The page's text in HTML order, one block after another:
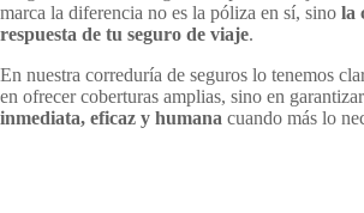
marca la diferencia no es la póliza en sí, sino la
respuesta de tu seguro de viaje.
En nuestra correduría de seguros lo tenemos
en ofrecer coberturas amplias, sino en
inmediata, eficaz y humana cuando más lo